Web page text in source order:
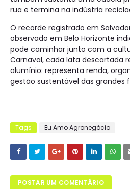
rua e termina na indústria
O recorde registrado em
observado em Belo Horizonte
pode caminhar junto com a
Carnaval, cada lata descartada
alumínio: representa renda,
gestão sustentável das grandes
Tags Eu Amo Agronegócio
POSTAR UM COMENTÁRIO